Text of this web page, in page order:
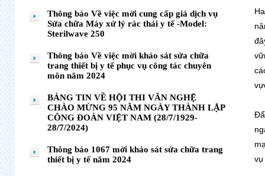
vụ
Thông báo Về việc mời cung cấp giá dịch vụ
Sửa chữa Máy xử lý rác thải y tế -Model:
Sterilwave 250
Thông báo Về việc mời khảo sát sửa chữa
trang thiết bị y tế phục vụ công tác chuyên
môn năm 2024
BẢNG TIN VỀ HỘI THI VĂN NGHỆ
CHÀO MỪNG 95 NĂM NGÀY THÀNH LẬP
CÔNG ĐOÀN VIỆT NAM (28/7/1929-
28/7/2024)
Thông báo 1067 mời khảo sát sửa chữa trang
thiết bị y tế năm 2024